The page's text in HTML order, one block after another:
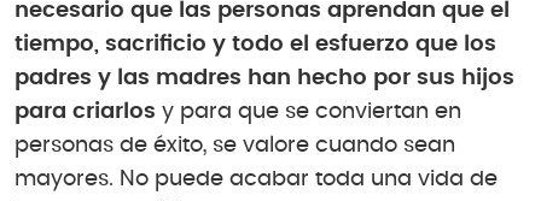
necesario que las personas aprendan que el
tiempo, sacrificio y todo el esfuerzo que los
padres y las madres han hecho por sus hijos
para criarlos y para que se conviertan en
personas de éxito, se valore cuando sean
mayores. No puede acabar toda una vida de